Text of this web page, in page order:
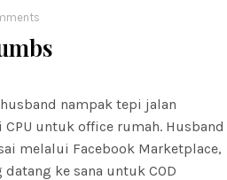
nampak tepi jalan
untuk office rumah. Husband
melalui Facebook Marketplace,
ke sana untuk COD